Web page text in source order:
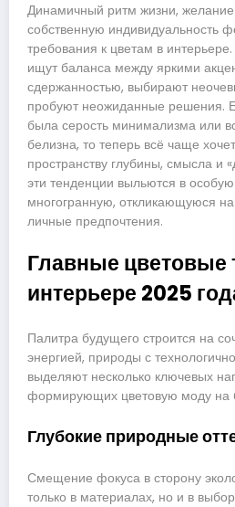
Динамичный ритм жизни,
собственную индивидуальность
требования к цветам в
ищут баланса между яркими
сдержанностью, выбирают
пробуют неожиданные решения.
была серость минимализма или
белизна, то теперь всё чаще
пространству глубины, смысла и
эти тенденции выльются в
многогранную, откликающуюся
личные предпочтения.
Главные цветовые
интерьере 2025
Палитра будущего строится на
энергией, природы с
выделяют несколько ключевых
формирующих цветовую моду на
Глубокие природные
Смещение фокуса в сторону
только в материалах, но и в